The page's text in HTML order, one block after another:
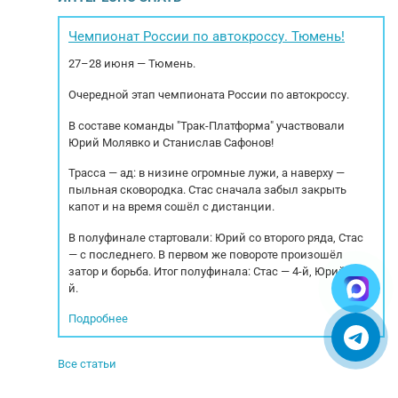
рессорная РММ: 47 000кг. МБН: 6.200кг.
Грузоподъемность: 40 800кг. Габариты
перевозимых...
Чемпионат России по автокроссу. Тюмень!
27–28 июня — Тюмень.
Очередной этап чемпионата России по автокроссу.
В составе команды "Трак-Платформа" участвовали
Юрий Молявко и Станислав Сафонов!
Трасса — ад: в низине огромные лужи, а наверху —
пыльная сковородка. Стас сначала забыл закрыть
капот и на время сошёл с дистанции.
В полуфинале стартовали: Юрий со второго ряда, Стас
— с последнего. В первом же повороте произошёл
затор и борьба. Итог полуфинала: Стас — 4-й, Юрий — 5-
й.
Подробнее
Все статьи